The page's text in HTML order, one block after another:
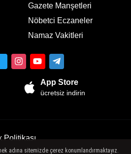
Gazete Manşetleri
Nöbetci Eczaneler
Namaz Vakitleri
App Store
ücretsiz indirin
Politikası
adına sitemizde çerez konumlandırmaktayız.